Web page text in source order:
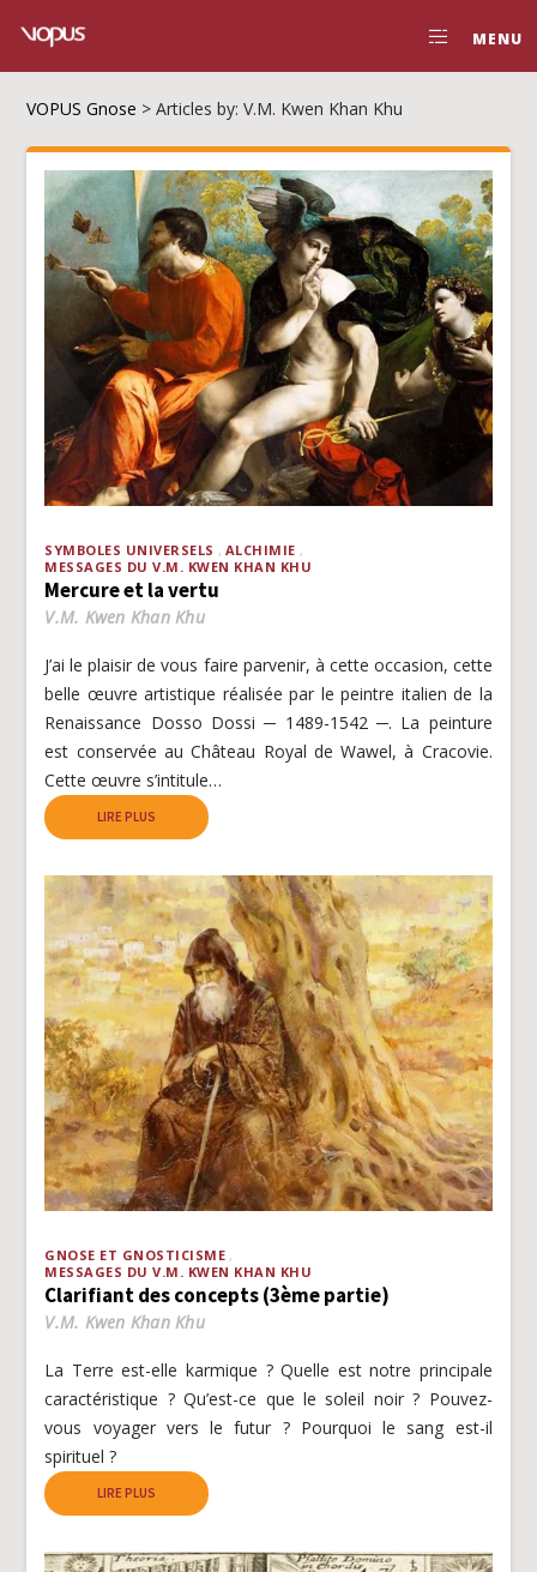
MENU
VOPUS Gnose >Articles by: V.M. Kwen Khan Khu
SYMBOLES UNIVERSELS
ALCHIMIE
MESSAGES DU V.M. KWEN KHAN KHU
Mercure et la vertu
V.M. Kwen Khan Khu
J’ai le plaisir de vous faire parvenir, à cette occasion, cette
belle œuvre artistique réalisée par le peintre italien de la
Renaissance Dosso Dossi ─ 1489-1542 ─. La peinture
est conservée au Château Royal de Wawel, à Cracovie.
Cette œuvre s’intitule…
LIRE PLUS
GNOSE ET GNOSTICISME
MESSAGES DU V.M. KWEN KHAN KHU
Clarifiant des concepts (3ème partie)
V.M. Kwen Khan Khu
La Terre est-elle karmique ? Quelle est notre principale
caractéristique ? Qu’est-ce que le soleil noir ? Pouvez-
vous voyager vers le futur ? Pourquoi le sang est-il
spirituel ?
LIRE PLUS